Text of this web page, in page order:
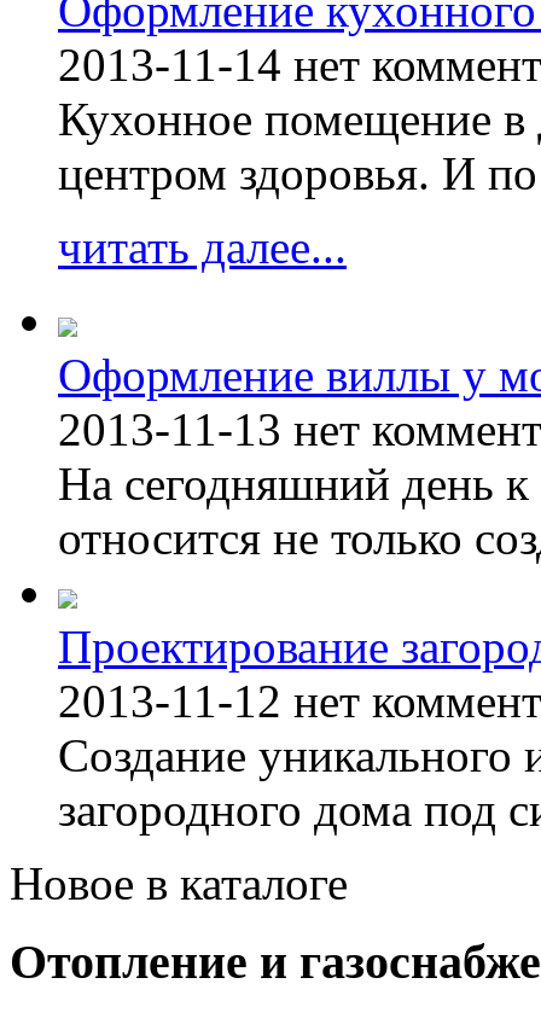
Оформление
2013-11-14 нет
Кухонное помещение в
центром здоровья. И
читать далее...
Оформление виллы у
2013-11-13 нет
На сегодняшний день к
относится не только
Проектирование
2013-11-12 нет
Создание уникального
загородного дома под
Новое в каталоге
Отопление и